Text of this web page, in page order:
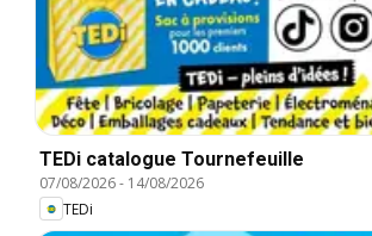
TEDi catalogue Tournefeuille
07/08/2026- 14/08/2026
TEDi